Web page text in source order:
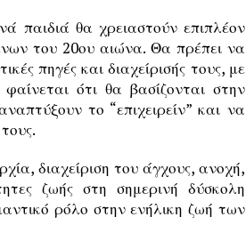
παιδιά θα χρειαστούν επιπλέον
του 20ου αιώνα. Θα πρέπει να
πηγές και διαχείρισής τους, με
ότι θα βασίζονται στην
το “επιχειρείν” και να
διαχείριση του άγχους, ανοχή,
ζωής στη σημερινή δύσκολη
ρόλο στην ενήλικη ζωή των